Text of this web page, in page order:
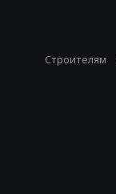
Строителям